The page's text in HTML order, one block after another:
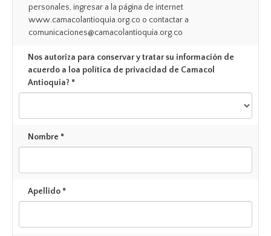
personales, ingresar a la página de internet
www.camacolantioquia.org.co o contactar a
comunicaciones@camacolantioquia.org.co
Nos autoriza para conservar y tratar su información de
acuerdo a loa política de privacidad de Camacol
Antioquia? *
Nombre *
Apellido *